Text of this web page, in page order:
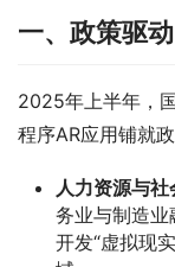
一、政策驱
2025年上半年，
程序AR应用铺就政
人力资源与
务业与制造
开发“虚拟现